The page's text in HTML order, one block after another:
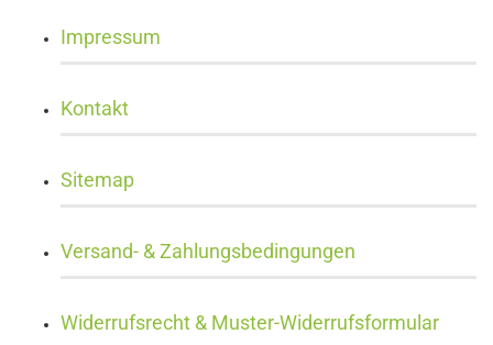
Impressum
Kontakt
Sitemap
Versand- & Zahlungsbedingungen
Widerrufsrecht & Muster-Widerrufsformular